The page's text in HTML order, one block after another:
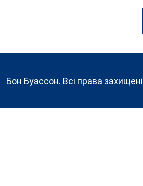
Бон Буассон. Всі права захищені